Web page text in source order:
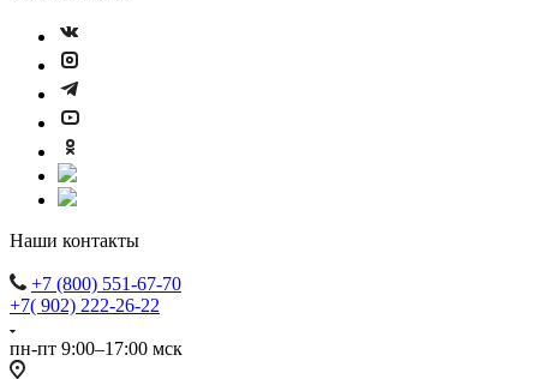
Наши контакты
+7 (800) 551-67-70
+7( 902) 222-26-22
пн-пт 9:00–17:00 мск